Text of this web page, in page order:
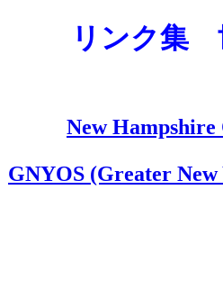
リンク集
New
GNYOS (Greater